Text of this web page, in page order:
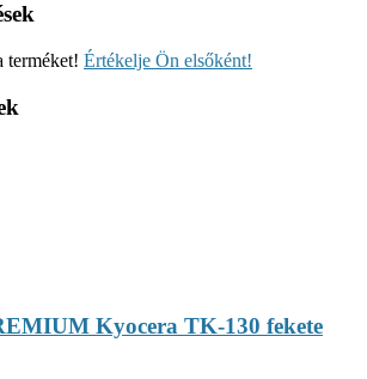
terméket! Értékelje Ön elsőként!
Kyocera TK-130 fekete